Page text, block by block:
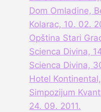
Dom Omladine,
Kolarac, 10. 02.
Opština Stari
Scienca Divina,
Scienca Divina,
Hotel
Simpozijum
24. 09. 2011.